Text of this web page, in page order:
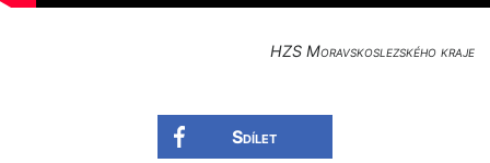
HZS Moravskoslezského kraje
Sdílet